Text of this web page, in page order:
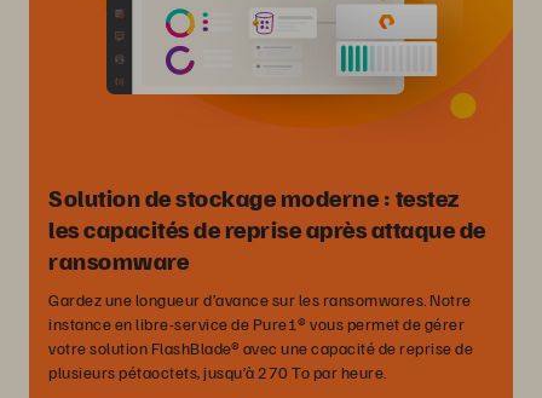
Solution de stockage moderne : testez
les capacités de reprise après attaque de
ransomware
Gardez une longueur d’avance sur les ransomwares. Notre
instance en libre-service de Pure1® vous permet de gérer
votre solution FlashBlade® avec une capacité de reprise de
plusieurs pétaoctets, jusqu’à 270 To par heure.